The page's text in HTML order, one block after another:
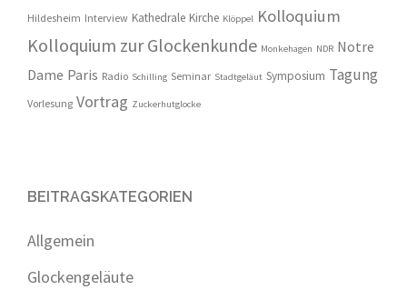
Hildesheim Interview Kathedrale Kirche Klöppel Kolloquium
Kolloquium zur Glockenkunde Monkehagen NDR Notre
Dame Paris Radio Schilling Seminar Stadtgeläut Symposium Tagung
Vorlesung Vortrag Zuckerhutglocke
BEITRAGSKATEGORIEN
Allgemein
Glockengeläute